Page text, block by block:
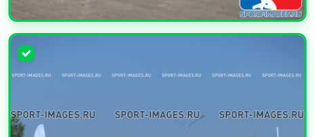
УВЕЛИЧИТЬ